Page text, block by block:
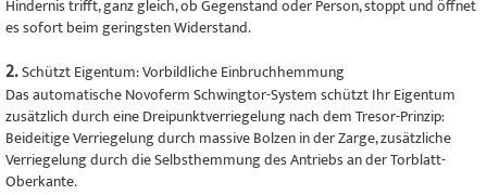
Hindernis trifft, ganz gleich, ob Gegenstand oder Person, stoppt und öffnet
es sofort beim geringsten Widerstand.
2.Schützt Eigentum: Vorbildliche Einbruchhemmung
Das automatische Novoferm Schwingtor-System schützt Ihr Eigentum
zusätzlich durch eine Dreipunktverriegelung nach dem Tresor-Prinzip:
Beideitige Verriegelung durch massive Bolzen in der Zarge, zusätzliche
Verriegelung durch die Selbsthemmung des Antriebs an der Torblatt-
Oberkante.